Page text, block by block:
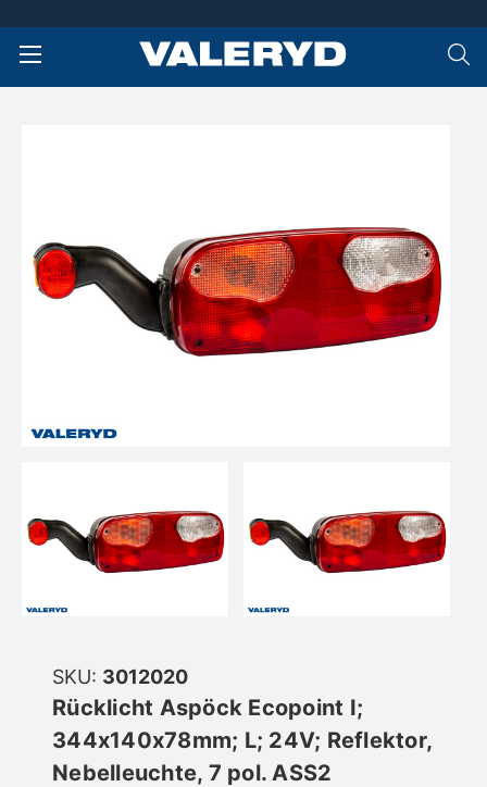
SKU: 3012020
Rücklicht Aspöck Ecopoint I;
344x140x78mm; L; 24V; Reflektor,
Nebelleuchte, 7 pol. ASS2